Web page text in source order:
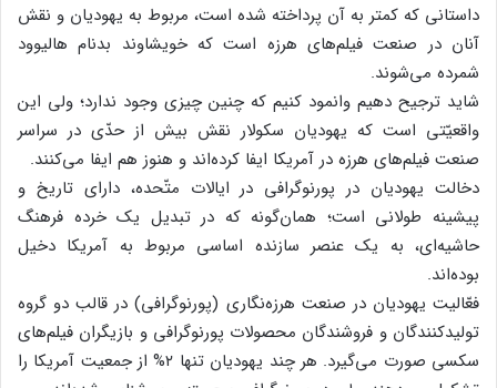
داستانی که کمتر به آن پرداخته شده است، مربوط به یهودیان و نقش
آنان در صنعت فیلم‌های هرزه است که خویشاوند بدنام هالیوود
شمرده می‌شوند.
شاید ترجیح دهیم وانمود کنیم که چنین چیزی وجود ندارد؛ ولی این
واقعیّتی است که یهودیان سکولار نقش بیش از حدّی در سراسر
صنعت فیلم‌های هرزه در آمریکا ایفا کرده‌اند و هنوز هم ایفا می‌کنند.
دخالت یهودیان در پورنوگرافی در ایالات متّحده، دارای تاریخ و
پیشینه طولانی است؛ همان‌گونه که در تبدیل یک خرده فرهنگ
حاشیه‌ای، به یک عنصر سازنده اساسی مربوط به آمریکا دخیل
بوده‌اند.
فعّالیت یهودیان در صنعت هرزه‌نگاری (پورنوگرافی) در قالب دو گروه
تولیدکنندگان و فروشندگان محصولات پورنوگرافی و بازیگران فیلم‌های
سکسی صورت می‌گیرد. هر چند یهودیان تنها ۲% از جمعیت آمریکا را